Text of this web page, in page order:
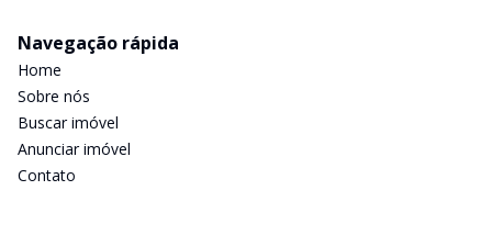
Navegação rápida
Home
Sobre nós
Buscar imóvel
Anunciar imóvel
Contato